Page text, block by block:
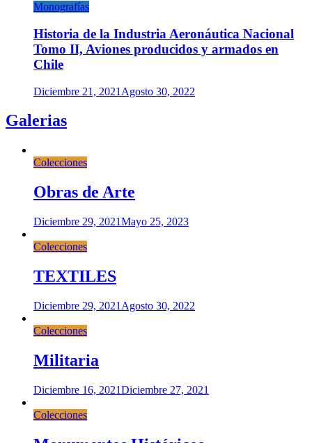
Monografías
Historia de la Industria Aeronáutica Nacional
Tomo II, Aviones producidos y armados en
Chile
Diciembre 21, 2021 Agosto 30, 2022
Galerias
Colecciones
Obras de Arte
Diciembre 29, 2021Mayo 25, 2023
Colecciones
TEXTILES
Diciembre 29, 2021 Agosto 30, 2022
Colecciones
Militaria
Diciembre 16, 2021Diciembre 27, 2021
Colecciones